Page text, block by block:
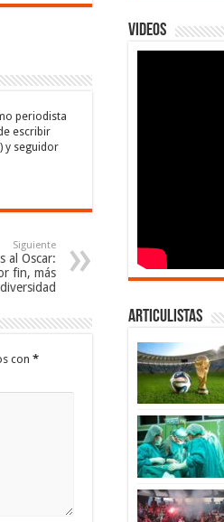
periodista
escribir
y seguidor
Siguiente
al Oscar:
fin, más
diversidad
con *
Videos
Articulistas